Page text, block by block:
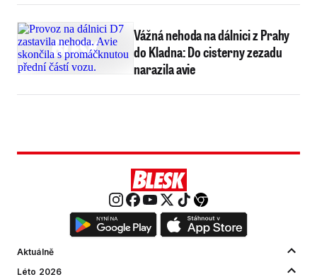
Vážná nehoda na dálnici z Prahy
do Kladna: Do cisterny zezadu
narazila avie
Aktuálně
Léto 2026